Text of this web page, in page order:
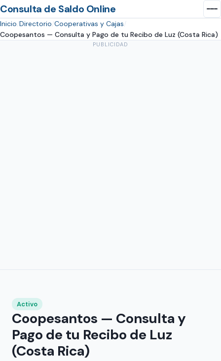
Consulta de Saldo Online
Inicio Directorio Cooperativas y Cajas
Coopesantos — Consulta y Pago de tu Recibo de Luz (Costa Rica)
PUBLICIDAD
Activo
Coopesantos — Consulta y
Pago de tu Recibo de Luz
(Costa Rica)